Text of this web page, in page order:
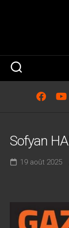
Sofyan
19 août 2025